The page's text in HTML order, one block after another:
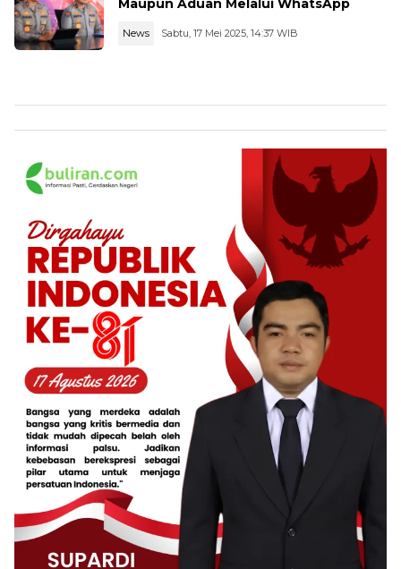
News Sabtu, 17 Mei 2025, 14:37 WIB